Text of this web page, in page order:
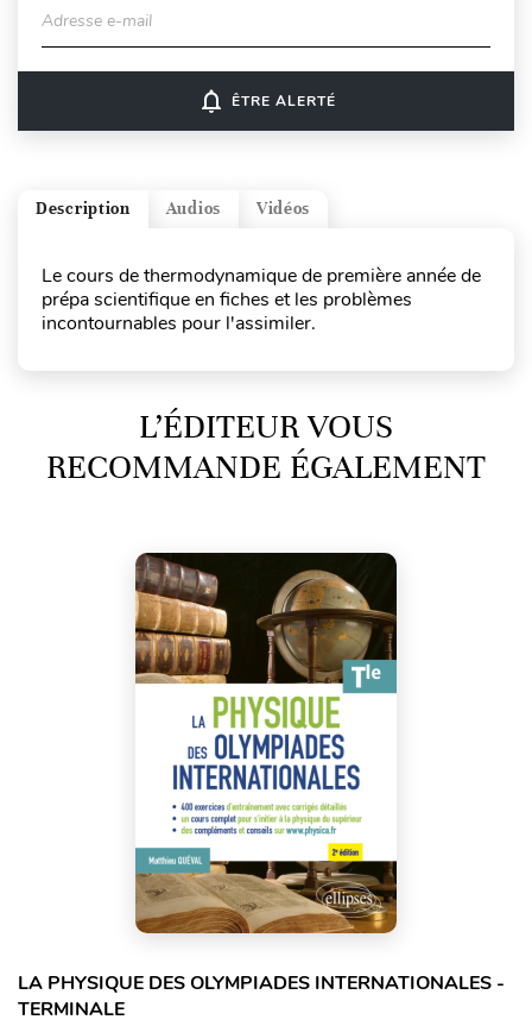
Adresse e-mail
notifications_none ÊTRE ALERTÉ
Vidéos
Audios
Description
Le cours de thermodynamique de première année de
prépa scientifique en fiches et les problèmes
incontournables pour l'assimiler.
L’ÉDITEUR VOUS
RECOMMANDE ÉGALEMENT
LA PHYSIQUE DES OLYMPIADES INTERNATIONALES -
TERMINALE